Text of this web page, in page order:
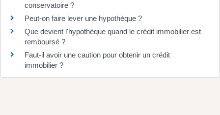
conservatoire ?
Peut-on faire lever une hypothèque ?
Que devient l'hypothèque quand le crédit immobilier est
remboursé ?
Faut-il avoir une caution pour obtenir un crédit
immobilier ?